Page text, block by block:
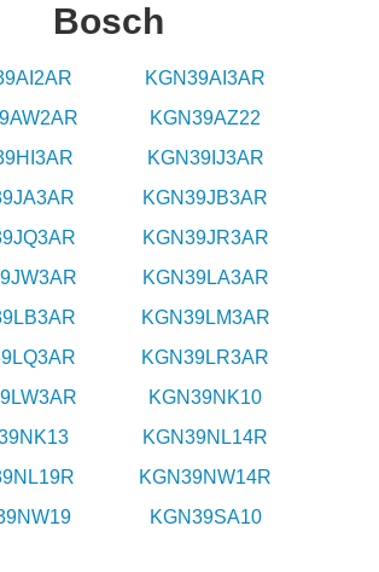
Bosch
KGN39AI3AR
KGN39AZ22
KGN39IJ3AR
KGN39JB3AR
KGN39JR3AR
KGN39LA3AR
KGN39LM3AR
KGN39LR3AR
KGN39NK10
KGN39NL14R
KGN39NW14R
KGN39SA10